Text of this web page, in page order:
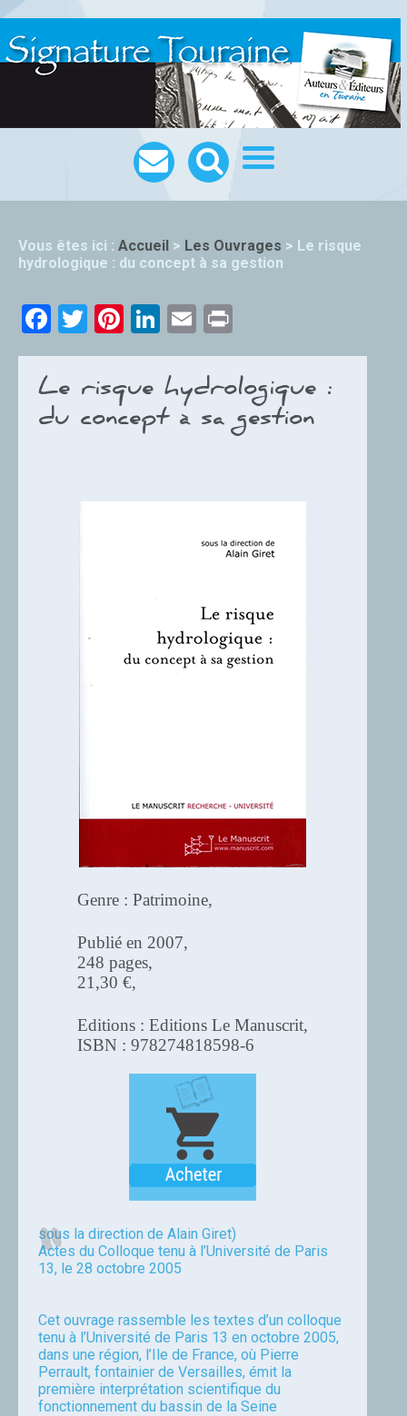
Vous êtes ici : Accueil > Les Ouvrages > Le risque
hydrologique : du concept à sa gestion
Facebook
TwitterPinterest
LinkedIn
Email
Le risque hydrologique :
du concept à sa gestion
Genre : Patrimoine,
Publié en 2007,
248 pages,
21,30 €,
Editions : Editions Le Manuscrit,
ISBN : 978274818598-6
sous la direction de Alain Giret)
Actes du Colloque tenu à l’Université de Paris
13, le 28 octobre 2005
Cet ouvrage rassemble les textes d’un colloque
tenu à l’Université de Paris 13 en octobre 2005,
dans une région, l’Ile de France, où Pierre
Perrault, fontainier de Versailles, émit la
première interprétation scientifique du
fonctionnement du bassin de la Seine